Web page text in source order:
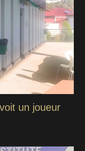
un joueur